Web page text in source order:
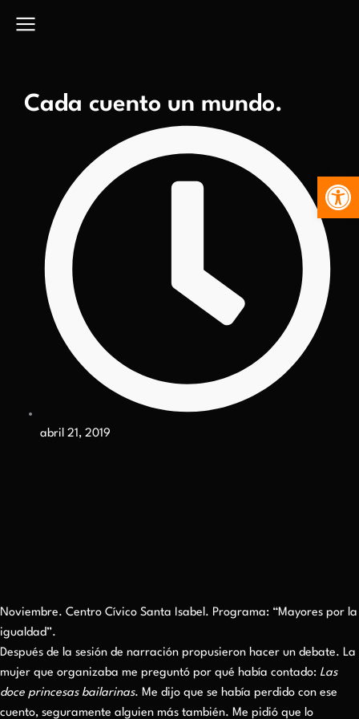
Cada cuento un mundo.
abril 21, 2019
Noviembre. Centro Cívico Santa Isabel. Programa: “Mayores por la
igualdad”.
Después de la sesión de narración propusieron hacer un debate. La
mujer que organizaba me preguntó por qué había contado: Las
doce princesas bailarinas. Me dijo que se había perdido con ese
cuento, seguramente alguien más también. Me pidió que lo